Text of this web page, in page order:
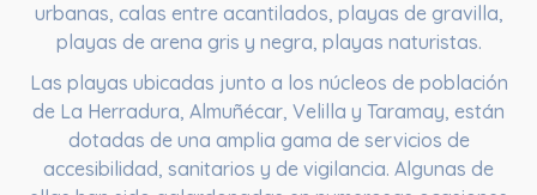
urbanas, calas entre acantilados, playas de gravilla,
playas de arena gris y negra, playas naturistas.
Las playas ubicadas junto a los núcleos de población
de La Herradura, Almuñécar, Velilla y Taramay, están
dotadas de una amplia gama de servicios de
accesibilidad, sanitarios y de vigilancia. Algunas de